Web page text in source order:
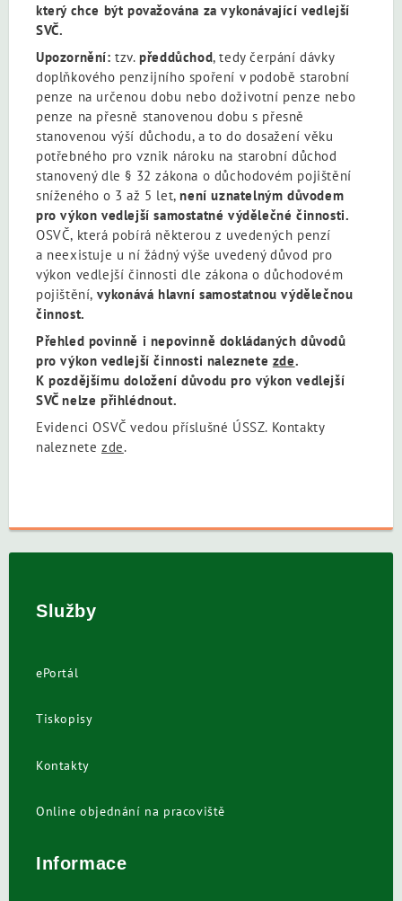
který chce být považována za vykonávající vedlejší
SVČ.
Upozornění: tzv.předdůchod, tedy čerpání dávky
doplňkového penzijního spoření v podobě starobní
penze na určenou dobu nebo doživotní penze nebo
penze na přesně stanovenou dobu s přesně
stanovenou výší důchodu, a to do dosažení věku
potřebného pro vznik nároku na starobní důchod
stanovený dle § 32 zákona o důchodovém pojištění
sníženého o 3 až 5 let,není uznatelným důvodem
pro výkon vedlejší samostatné výdělečné činnosti.
OSVČ, která pobírá některou z uvedených penzí
a neexistuje u ní žádný výše uvedený důvod pro
výkon vedlejší činnosti dle zákona o důchodovém
pojištění, vykonává hlavní samostatnou výdělečnou
činnost.
Přehled povinně i nepovinně dokládaných důvodů
pro výkon vedlejší činnosti naleznete zde.
K pozdějšímu doložení důvodu pro výkon vedlejší
SVČ nelze přihlédnout.
Evidenci OSVČ vedou příslušné ÚSSZ. Kontakty
naleznete zde.
Služby
ePortál
Tiskopisy
Kontakty
Online objednání na pracoviště
Informace